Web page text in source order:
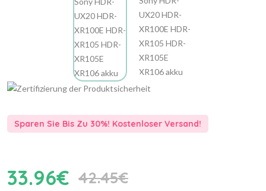
Sparen Sie Bis Zu 30%! Kostenloser Versand!
33.96€ 42.45€